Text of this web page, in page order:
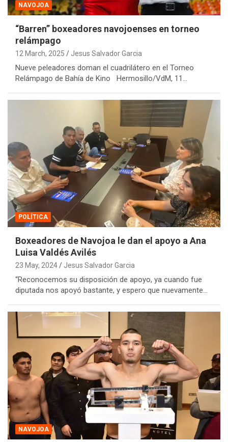
NAVOJOA
“Barren” boxeadores navojoenses en torneo
relámpago
12 March, 2025 Jesus Salvador Garcia
Nueve peleadores doman el cuadrilátero en el Torneo
Relámpago de Bahía de Kino Hermosillo/VdM, 11…
POLÍTICA
Boxeadores de Navojoa le dan el apoyo a Ana
Luisa Valdés Avilés
23 May, 2024 Jesus Salvador Garcia
“Reconocemos su disposición de apoyo, ya cuando fue
diputada nos apoyó bastante, y espero que nuevamente…
NAVOJOA